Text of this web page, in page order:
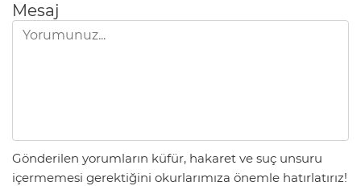
Mesaj
Gönderilen yorumların küfür, hakaret ve suç unsuru
içermemesi gerektiğini okurlarımıza önemle hatırlatırız!